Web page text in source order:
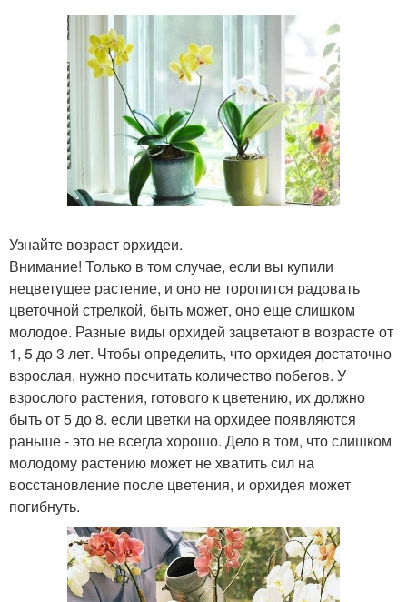
Узнайте возраст орхидеи.
Внимание! Только в том случае, если вы купили
нецветущее растение, и оно не торопится радовать
цветочной стрелкой, быть может, оно еще слишком
молодое. Разные виды орхидей зацветают в возрасте от
1, 5 до 3 лет. Чтобы определить, что орхидея достаточно
взрослая, нужно посчитать количество побегов. У
взрослого растения, готового к цветению, их должно
быть от 5 до 8. если цветки на орхидее появляются
раньше - это не всегда хорошо. Дело в том, что слишком
молодому растению может не хватить сил на
восстановление после цветения, и орхидея может
погибнуть.